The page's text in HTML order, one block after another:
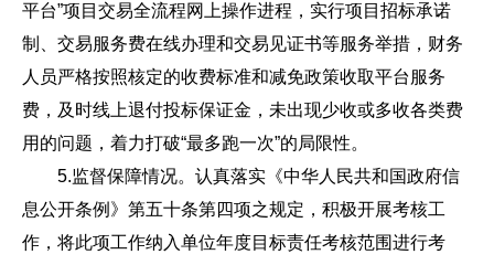
平台”项目交易全流程网上操作进程，实行项目招标承诺
制、交易服务费在线办理和交易见证书等服务举措，财务
人员严格按照核定的收费标准和减免政策收取平台服务
费，及时线上退付投标保证金，未出现少收或多收各类费
用的问题，着力打破“最多跑一次”的局限性。
5.监督保障情况。认真落实《中华人民共和国政府信
息公开条例》第五十条第四项之规定，积极开展考核工
作，将此项工作纳入单位年度目标责任考核范围进行考